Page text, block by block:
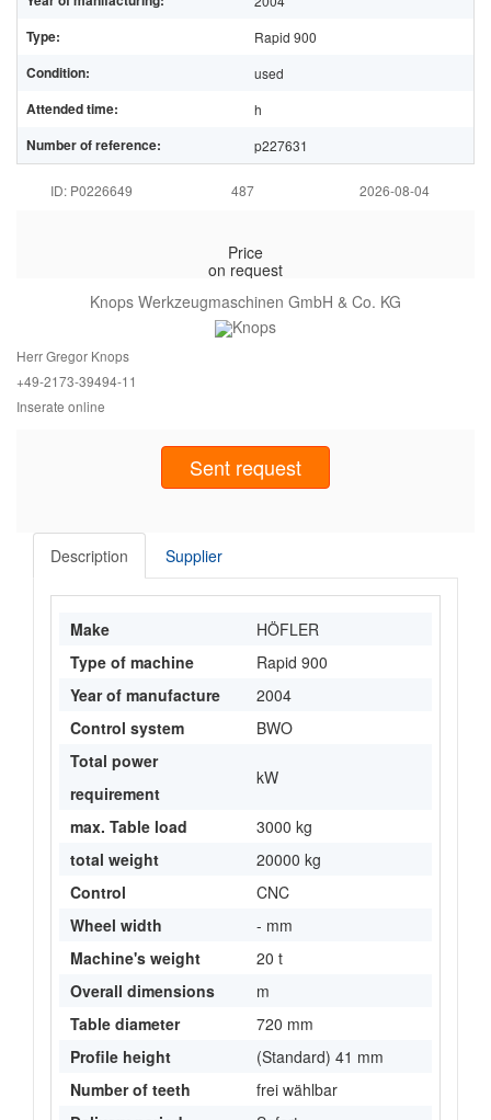
Type: Rapid 900
Condition: used
Attended time: h
Number of reference: p227631
ID: P0226649 487 2026-08-04
Price
on request
Knops Werkzeugmaschinen GmbH & Co. KG
Herr Gregor Knops
+49-2173-39494-11
Inserate online
Sent request
Description Supplier
Make
HÖFLER
Type of machine
Rapid 900
Year of manufacture
2004
Control system
BWO
Total power
requirement
kW
max. Table load
3000 kg
total weight
20000 kg
Control
CNC
Wheel width
- mm
Machine's weight
20 t
Overall dimensions
m
Table diameter
720 mm
Profile height
(Standard) 41 mm
Number of teeth
frei wählbar